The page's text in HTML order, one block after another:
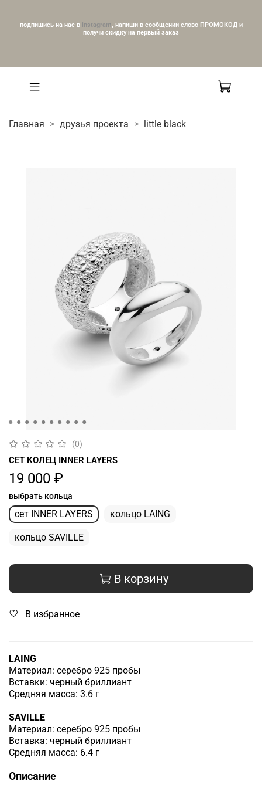
подпишись на нас в instagram, напиши в сообщении слово ПРОМОКОД и
получи скидку на первый заказ
Главная друзья проекта little black
(0)
СЕТ КОЛЕЦ INNER LAYERS
19 000 ₽
выбрать кольца
сет INNER LAYERS кольцо LAING
кольцо SAVILLE
В корзину
В избранное
LAING
Материал: серебро 925 пробы
Вставки: черный бриллиант
Средняя масса: 3.6 г
SAVILLE
Материал: серебро 925 пробы
Вставка: черный бриллиант
Средняя масса: 6.4 г
Описание